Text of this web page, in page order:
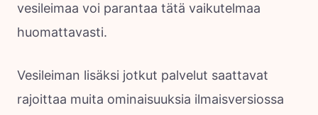
vesileimaa voi parantaa tätä vaikutelmaa
huomattavasti.
Vesileiman lisäksi jotkut palvelut saattavat
rajoittaa muita ominaisuuksia ilmaisversiossa